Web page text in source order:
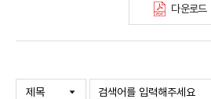
해외보험금융동향(종간)
다운로드